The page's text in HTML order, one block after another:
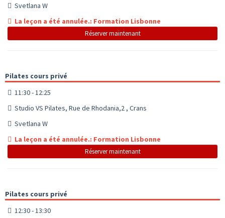
Svetlana W
La leçon a été annulée.: Formation Lisbonne
Réserver maintenant
Pilates cours privé
11:30 - 12:25
Studio VS Pilates, Rue de Rhodania,2 , Crans
Svetlana W
La leçon a été annulée.: Formation Lisbonne
Réserver maintenant
Pilates cours privé
12:30 - 13:30